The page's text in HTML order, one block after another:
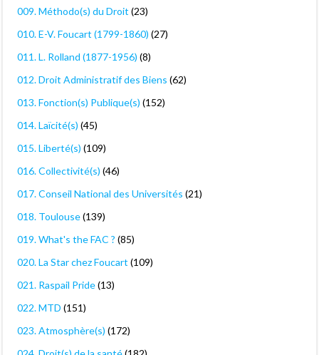
009. Méthodo(s) du Droit (23)
010. E-V. Foucart (1799-1860) (27)
011. L. Rolland (1877-1956) (8)
012. Droit Administratif des Biens (62)
013. Fonction(s) Publique(s) (152)
014. Laïcité(s) (45)
015. Liberté(s) (109)
016. Collectivité(s) (46)
017. Conseil National des Universités (21)
018. Toulouse(139)
019. What's the FAC ? (85)
020. La Star chez Foucart (109)
021. Raspail Pride(13)
022. MTD (151)
023. Atmosphère(s) (172)